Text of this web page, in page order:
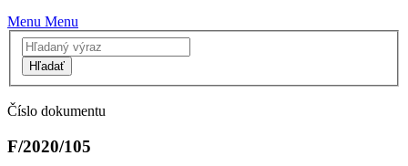
Menu Menu
Hľadať
Číslo dokumentu
F/2020/105